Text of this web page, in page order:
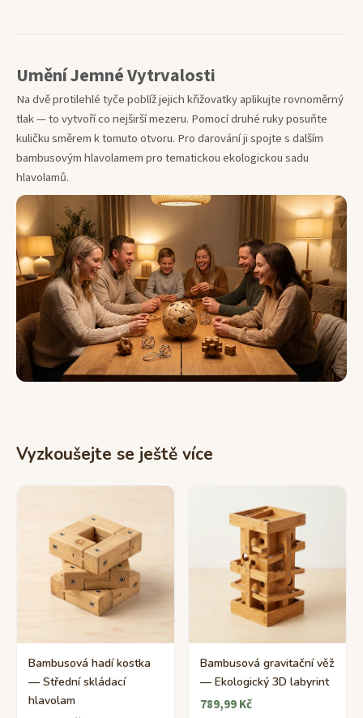
Umění Jemné Vytrvalosti
Na dvě protilehlé tyče poblíž jejich křižovatky aplikujte rovnoměrný
tlak — to vytvoří co nejširší mezeru. Pomocí druhé ruky posuňte
kuličku směrem k tomuto otvoru. Pro darování ji spojte s dalším
bambusovým hlavolamem pro tematickou ekologickou sadu
hlavolamů.
Vyzkoušejte se ještě více
Bambusová hadí kostka
— Střední skládací
hlavolam
Bambusová gravitační věž
— Ekologický 3D labyrint
789,99 Kč